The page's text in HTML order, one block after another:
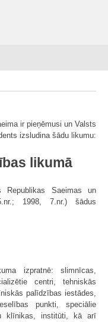
ir pieņēmusi un Valsts
izsludina šādu likumu:
likumā
Republikas Saeimas un
1998, 7.nr.) šādus
izpratnē: slimnīcas,
centri, tehniskās
palīdzības iestādes,
punkti, speciālie
klīnikas, institūti, kā arī